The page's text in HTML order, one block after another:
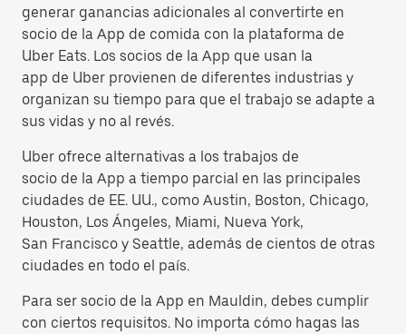
generar ganancias adicionales al convertirte en
socio de la App de comida con la plataforma de
Uber Eats. Los socios de la App que usan la
app de Uber provienen de diferentes industrias y
organizan su tiempo para que el trabajo se adapte a
sus vidas y no al revés.
Uber ofrece alternativas a los trabajos de
socio de la App a tiempo parcial en las principales
ciudades de EE. UU., como Austin, Boston, Chicago,
Houston, Los Ángeles, Miami, Nueva York,
San Francisco y Seattle, además de cientos de otras
ciudades en todo el país.
Para ser socio de la App en Mauldin, debes cumplir
con ciertos requisitos. No importa cómo hagas las